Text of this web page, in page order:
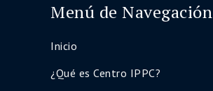
Menú de Navegación
Inicio
¿Qué es Centro IPPC?